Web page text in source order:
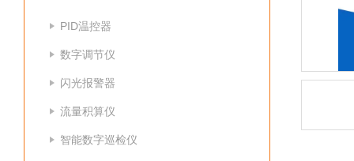
PID温控器
数字调节仪
闪光报警器
流量积算仪
智能数字巡检仪